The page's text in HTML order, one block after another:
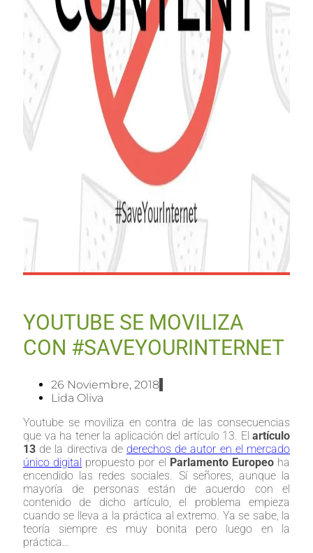
YOUTUBE SE MOVILIZA
CON #SAVEYOURINTERNET
26 Noviembre, 2018
Lida Oliva
Youtube se moviliza en contra de las consecuencias
que va ha tener la aplicación del artículo 13. El artículo
13 de la directiva de derechos de autor en el mercado
único digital propuesto por el Parlamento Europeoha
encendido las redes sociales. Sí señores, aunque la
mayoría de personas están de acuerdo con el
contenido de dicho artículo, el problema empieza
cuando se lleva a la práctica al extremo. Ya se sabe, la
teoría siempre es muy bonita pero luego en la
práctica…